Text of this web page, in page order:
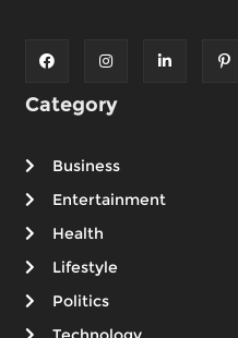
Category
Business
Entertainment
Health
Lifestyle
Politics